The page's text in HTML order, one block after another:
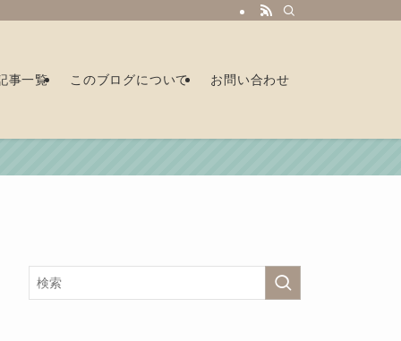
事一覧 このブログについて お問い合わせ